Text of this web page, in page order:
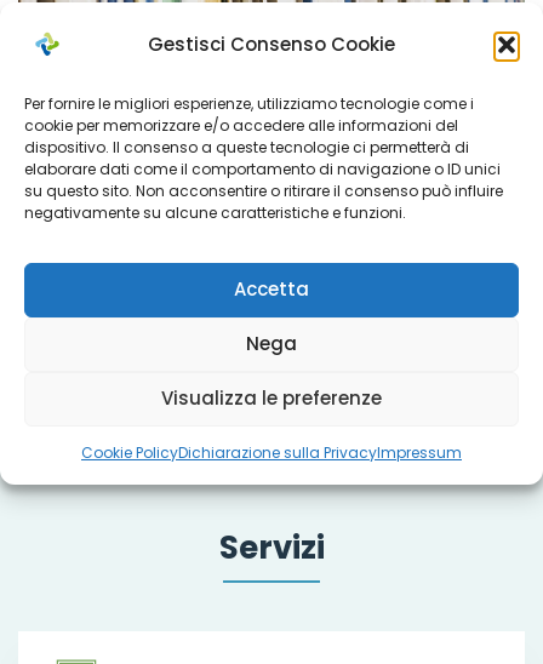
Gestisci Consenso Cookie
Per fornire le migliori esperienze, utilizziamo tecnologie come i
cookie per memorizzare e/o accedere alle informazioni del
dispositivo. Il consenso a queste tecnologie ci permetterà di
elaborare dati come il comportamento di navigazione o ID unici
su questo sito. Non acconsentire o ritirare il consenso può influire
negativamente su alcune caratteristiche e funzioni.
Accetta
Nega
Visualizza le preferenze
Cookie PolicyDichiarazione sulla PrivacyImpressum
Servizi